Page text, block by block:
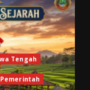
Tengah
Pemerintah